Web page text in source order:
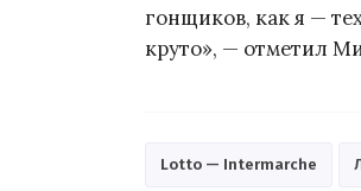
гонщиков, как я —
круто», — отметил
Lotto — Intermarche